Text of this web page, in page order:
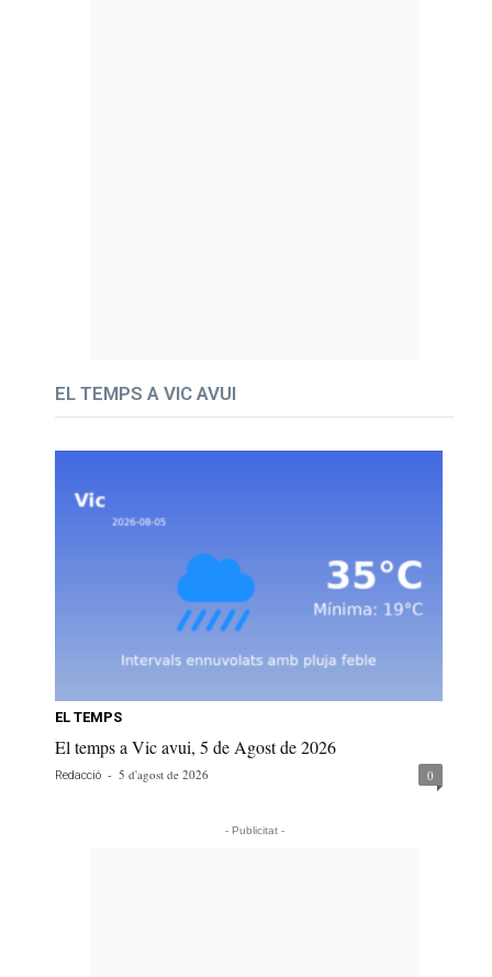
EL TEMPS A VIC AVUI
EL TEMPS
El temps a Vic avui, 5 de Agost de 2026
Redacció - 5 d'agost de 2026 0
- Publicitat -